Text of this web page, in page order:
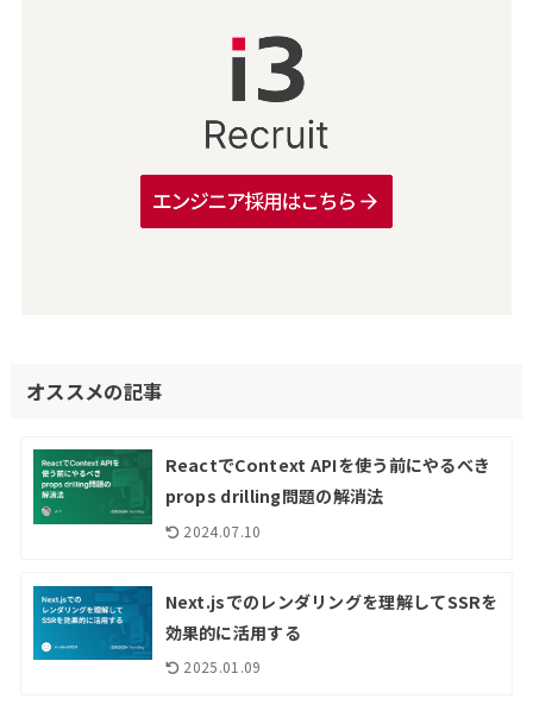
オススメの記事
ReactでContext APIを使う前にやるべき
props drilling問題の解消法
2024.07.10
Next.jsでのレンダリングを理解してSSRを
効果的に活用する
2025.01.09